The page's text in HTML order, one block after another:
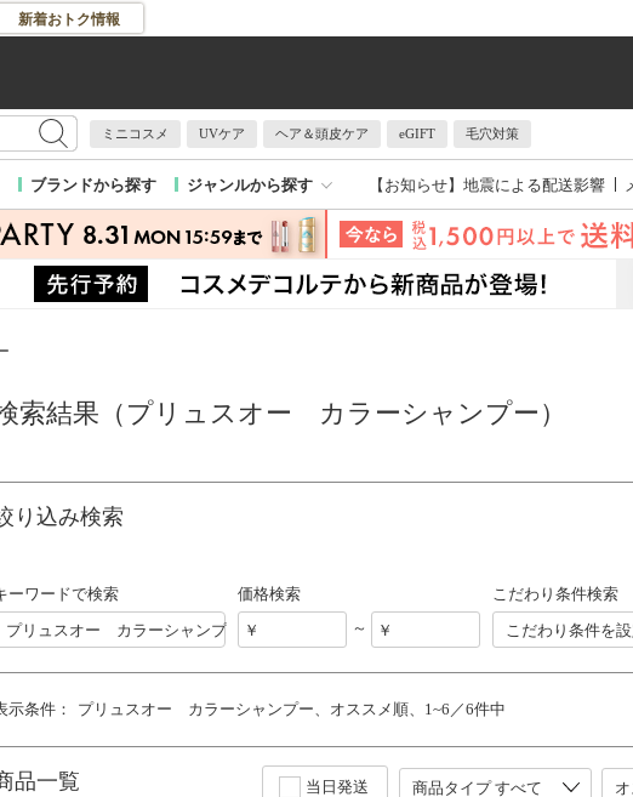
新着おトク情報
ミニコスメ UVケア ヘア＆頭皮ケア eGIFT 毛穴対策
ブランドから探す ジャンルから探す 【お知らせ】 地震による配送影響
索結果（プリュスオー カラーシャンプー）
り込み検索
ーワードで検索
価格検索
～
こだわり条件検索
こだわり条件を
示条件： プリュスオー カラーシャンプー オススメ順 1~6／6件中
品一覧 当日発送